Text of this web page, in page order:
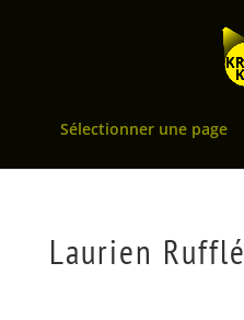
Sélectionner une page
Laurien Rufflé